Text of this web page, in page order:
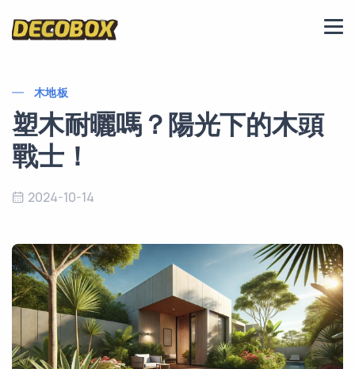
木地板
塑木耐曬嗎？陽光下的木頭
戰士！
2024-10-14